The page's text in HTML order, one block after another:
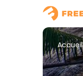
Accueil